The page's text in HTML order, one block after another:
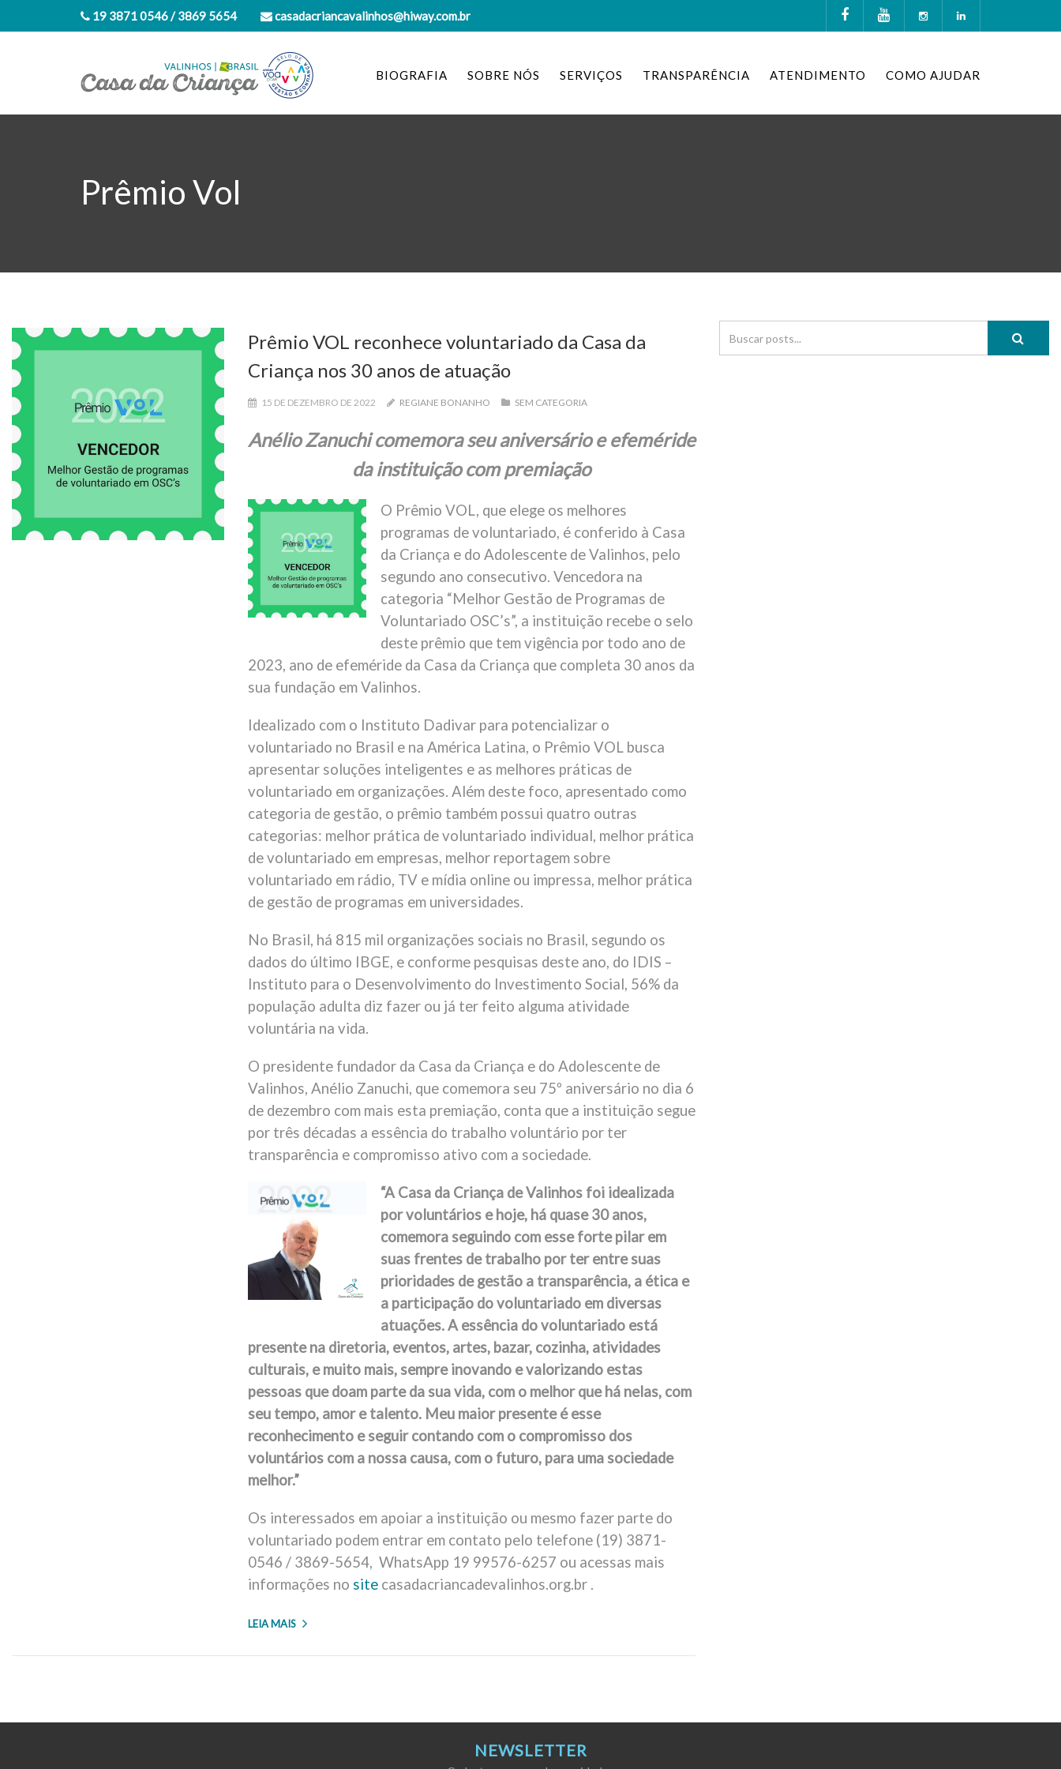
19 3871 0546 / 3869 5654 casadacriancavalinhos@hiway.com.br
BIOGRAFIA SOBRE NÓS SERVIÇOS TRANSPARÊNCIA ATENDIMENTO COMO AJUDAR
Prêmio Vol
Prêmio VOL reconhece voluntariado da Casa da
Criança nos 30 anos de atuação
15 DE DEZEMBRO DE 2022 REGIANE BONANHO SEM CATEGORIA
Anélio Zanuchi comemora seu aniversário e efeméride
da instituição com premiação
O Prêmio VOL, que elege os melhores
programas de voluntariado, é conferido à Casa
da Criança e do Adolescente de Valinhos, pelo
segundo ano consecutivo. Vencedora na
categoria “Melhor Gestão de Programas de
Voluntariado OSC’s”, a instituição recebe o selo
deste prêmio que tem vigência por todo ano de
2023, ano de efeméride da Casa da Criança que completa 30 anos da
sua fundação em Valinhos.
Idealizado com o Instituto Dadivar para potencializar o
voluntariado no Brasil e na América Latina, o Prêmio VOL busca
apresentar soluções inteligentes e as melhores práticas de
voluntariado em organizações. Além deste foco, apresentado como
categoria de gestão, o prêmio também possui quatro outras
categorias: melhor prática de voluntariado individual, melhor prática
de voluntariado em empresas, melhor reportagem sobre
voluntariado em rádio, TV e mídia online ou impressa, melhor prática
de gestão de programas em universidades.
No Brasil, há 815 mil organizações sociais no Brasil, segundo os
dados do último IBGE, e conforme pesquisas deste ano, do IDIS –
Instituto para o Desenvolvimento do Investimento Social, 56% da
população adulta diz fazer ou já ter feito alguma atividade
voluntária na vida.
O presidente fundador da Casa da Criança e do Adolescente de
Valinhos, Anélio Zanuchi, que comemora seu 75º aniversário no dia 6
de dezembro com mais esta premiação, conta que a instituição segue
por três décadas a essência do trabalho voluntário por ter
transparência e compromisso ativo com a sociedade.
“A Casa da Criança de Valinhos foi idealizada
por voluntários e hoje, há quase 30 anos,
comemora seguindo com esse forte pilar em
suas frentes de trabalho por ter entre suas
prioridades de gestão a transparência, a ética e
a participação do voluntariado em diversas
atuações. A essência do voluntariado está
presente na diretoria, eventos, artes, bazar, cozinha, atividades
culturais, e muito mais, sempre inovando e valorizando estas
pessoas que doam parte da sua vida, com o melhor que há nelas, com
seu tempo, amor e talento. Meu maior presente é esse
reconhecimento e seguir contando com o compromisso dos
voluntários com a nossa causa, com o futuro, para uma sociedade
melhor.”
Os interessados em apoiar a instituição ou mesmo fazer parte do
voluntariado podem entrar em contato pelo telefone (19) 3871-
0546 / 3869-5654, WhatsApp 19 99576-6257 ou acessas mais
informações no sitecasadacriancadevalinhos.org.br .
LEIA MAIS
NEWSLETTER